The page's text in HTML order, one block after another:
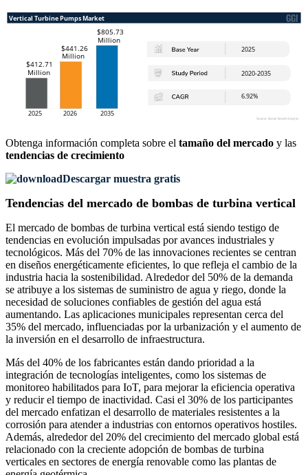
Obtenga información completa sobre el tamaño del mercado y las
tendencias de crecimiento
Descargar muestra gratis
Tendencias del mercado de bombas de turbina vertical
El mercado de bombas de turbina vertical está siendo testigo de
tendencias en evolución impulsadas por avances industriales y
tecnológicos. Más del 70% de las innovaciones recientes se centran
en diseños energéticamente eficientes, lo que refleja el cambio de la
industria hacia la sostenibilidad. Alrededor del 50% de la demanda
se atribuye a los sistemas de suministro de agua y riego, donde la
necesidad de soluciones confiables de gestión del agua está
aumentando. Las aplicaciones municipales representan cerca del
35% del mercado, influenciadas por la urbanización y el aumento de
la inversión en el desarrollo de infraestructura.
Más del 40% de los fabricantes están dando prioridad a la
integración de tecnologías inteligentes, como los sistemas de
monitoreo habilitados para IoT, para mejorar la eficiencia operativa
y reducir el tiempo de inactividad. Casi el 30% de los participantes
del mercado enfatizan el desarrollo de materiales resistentes a la
corrosión para atender a industrias con entornos operativos hostiles.
Además, alrededor del 20% del crecimiento del mercado global está
relacionado con la creciente adopción de bombas de turbina
verticales en sectores de energía renovable como las plantas de